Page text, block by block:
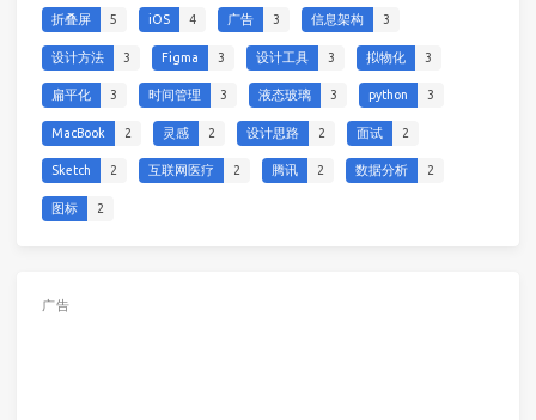
折叠屏 5 iOS 4 广告 3 信息架构 3
设计方法 3 Figma 3 设计工具 3 拟物化 3
扁平化 3 时间管理 3 液态玻璃 3 python 3
MacBook 2 灵感 2 设计思路 2 面试 2
Sketch 2 互联网医疗 2 腾讯 2 数据分析 2
图标 2
广告